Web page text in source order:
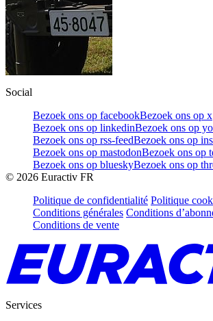
Social
Bezoek ons op facebookBezoek ons op x
Bezoek ons op linkedinBezoek ons op
Bezoek ons op rss-feedBezoek ons op
Bezoek ons op mastodonBezoek ons op
Bezoek ons op blueskyBezoek ons op
© 2026 Euractiv FR
Politique de confidentialité Politique
Conditions générales Conditions
Conditions de vente
Services